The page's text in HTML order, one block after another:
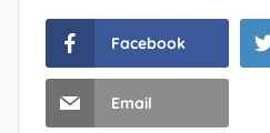
Facebook
Email